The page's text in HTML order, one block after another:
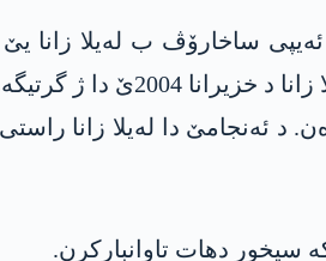
ئەیپی ساخارۆڤ ب لەیلا زانا
سەدەمێ دانا ڤێ خەلاتێ ئەوە کو ناخوازن راستییا
د ئەنجامێ دا لەیلا زانا